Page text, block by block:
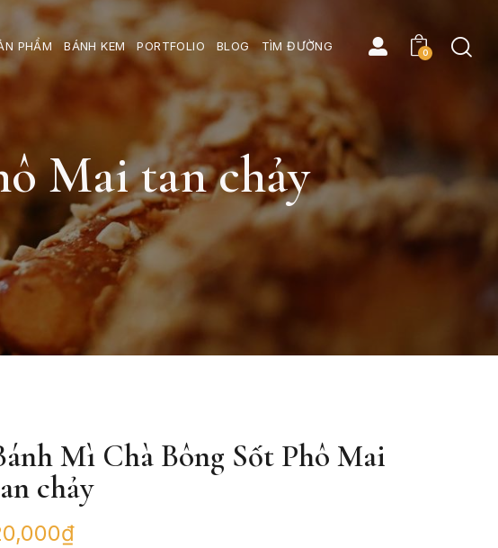
PHẨM BÁNH KEM PORTFOLIO BLOG TÌM ĐƯỜNG 0
Mai tan chảy
Mì Chà Bông Sốt Phô Mai
chảy
₫